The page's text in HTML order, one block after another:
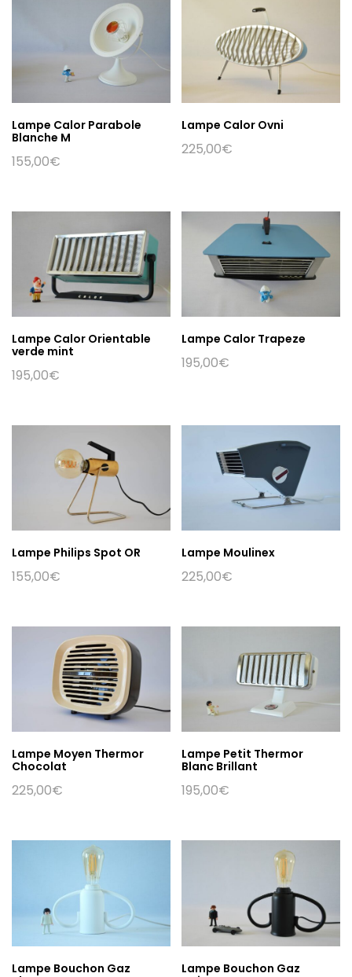
Lampe Calor Parabole
Blanche M
155,00€
Lampe Calor Ovni
225,00€
Lampe Calor Orientable
verde mint
195,00€
Lampe Calor Trapeze
195,00€
Lampe Philips Spot OR
155,00€
Lampe Moulinex
225,00€
Lampe Moyen Thermor
Chocolat
225,00€
Lampe Petit Thermor
Blanc Brillant
195,00€
Lampe Bouchon Gaz
Lampe Bouchon Gaz